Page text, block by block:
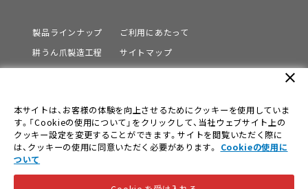
製品ラインナップ
耕うん爪製造工程
サポート
会社情報
採用情報
ニュース
ご利用にあたって
サイトマップ
プライバシーポリシー
本サイトは、お客様の体験を向上させるためにクッキーを使用していま
す。「Cookieの使用について」をクリックして、当社ウェブサイト上の
クッキー設定を変更することができます。サイトを閲覧いただく際に
は、クッキーの使用に同意いただく必要があります。 Cookieの使用に
ついて
close